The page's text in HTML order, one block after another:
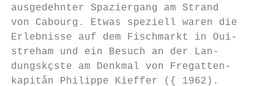
ausgedehnter Spaziergang am Strand
von Cabourg. Etwas speziell waren die
Erlebnisse auf dem Fischmarkt in Oui-
streham und ein Besuch an der Lan-
dungskçste am Denkmal von Fregatten-
kapitån Philippe Kieffer ({ 1962).